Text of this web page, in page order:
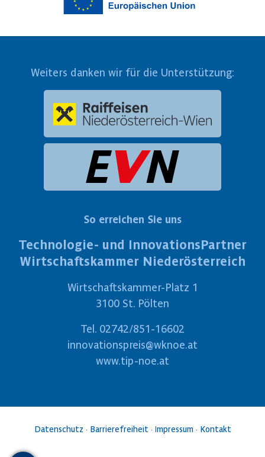
Weiters danken wir für die Unterstützung:
So erreichen Sie uns
Technologie- und InnovationsPartner
Wirtschaftskammer Niederösterreich
Wirtschaftskammer-Platz 1
3100 St. Pölten
Tel. 02742/851-16602
innovationspreis@wknoe.at
www.tip-noe.at
Datenschutz · Barrierefreiheit · Impressum· Kontakt